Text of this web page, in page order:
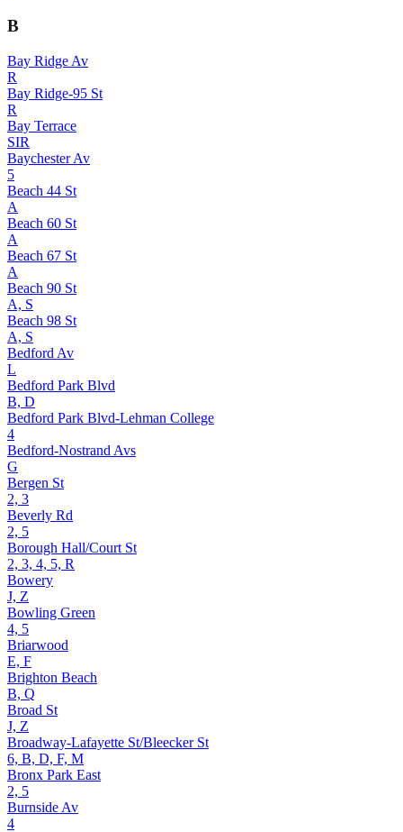
B
Bay Ridge Av
R
Bay Ridge-95 St
R
Bay Terrace
SIR
Baychester Av
5
Beach 44 St
A
Beach 60 St
A
Beach 67 St
A
Beach 90 St
A, S
Beach 98 St
A, S
Bedford Av
L
Bedford Park Blvd
B, D
Bedford Park Blvd-Lehman College
4
Bedford-Nostrand Avs
G
Bergen St
2, 3
Beverly Rd
2, 5
Borough Hall/Court St
2, 3, 4, 5, R
Bowery
J, Z
Bowling Green
4, 5
Briarwood
E, F
Brighton Beach
B, Q
Broad St
J, Z
Broadway-Lafayette St/Bleecker St
6, B, D, F, M
Bronx Park East
2, 5
Burnside Av
4